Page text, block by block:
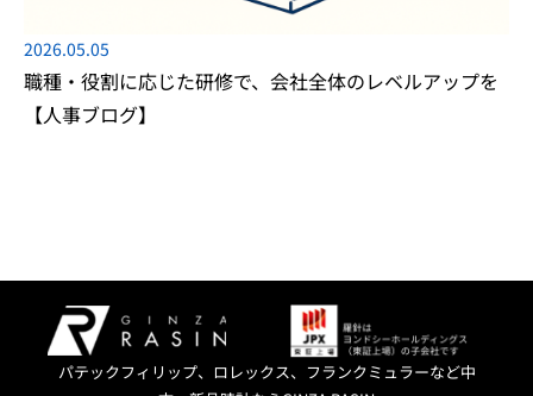
2026.05.05
職種・役割に応じた研修で、会社全体のレベルアップを
【人事ブログ】
パテックフィリップ、ロレックス、フランクミュラーなど中